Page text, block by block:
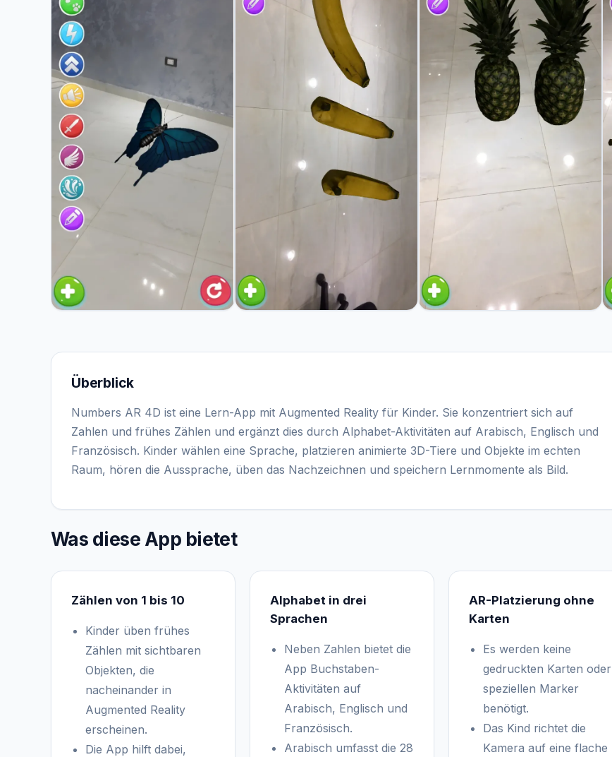
Überblick
Numbers AR 4D ist eine Lern-App mit Augmented Reality für Kinder. Sie konzentriert sich auf
Zahlen und frühes Zählen und ergänzt dies durch Alphabet-Aktivitäten auf Arabisch, Englisch und
Französisch. Kinder wählen eine Sprache, platzieren animierte 3D-Tiere und Objekte im echten
Raum, hören die Aussprache, üben das Nachzeichnen und speichern Lernmomente als Bild.
Was diese App bietet
Zählen von 1 bis 10
Kinder üben frühes
Zählen mit sichtbaren
Objekten, die
nacheinander in
Augmented Reality
erscheinen.
Die App hilft dabei,
Alphabet in drei
Sprachen
Neben Zahlen bietet die
App Buchstaben-
Aktivitäten auf
Arabisch, Englisch und
Französisch.
Arabisch umfasst die 28
AR-Platzierung ohne
Karten
Es werden keine
gedruckten Karten oder
speziellen Marker
benötigt.
Das Kind richtet die
Kamera auf eine flache